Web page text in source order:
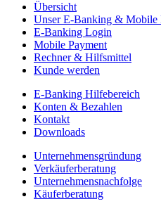
Übersicht
Unser E-Banking & Mobile
E-Banking Login
Mobile Payment
Rechner & Hilfsmittel
Kunde werden
E-Banking Hilfebereich
Konten & Bezahlen
Kontakt
Downloads
Unternehmensgründung
Verkäuferberatung
Unternehmensnachfolge
Käuferberatung